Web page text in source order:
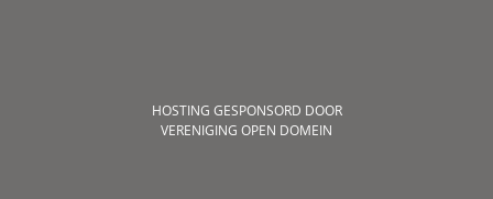
HOSTING GESPONSORD DOOR
VERENIGING OPEN DOMEIN